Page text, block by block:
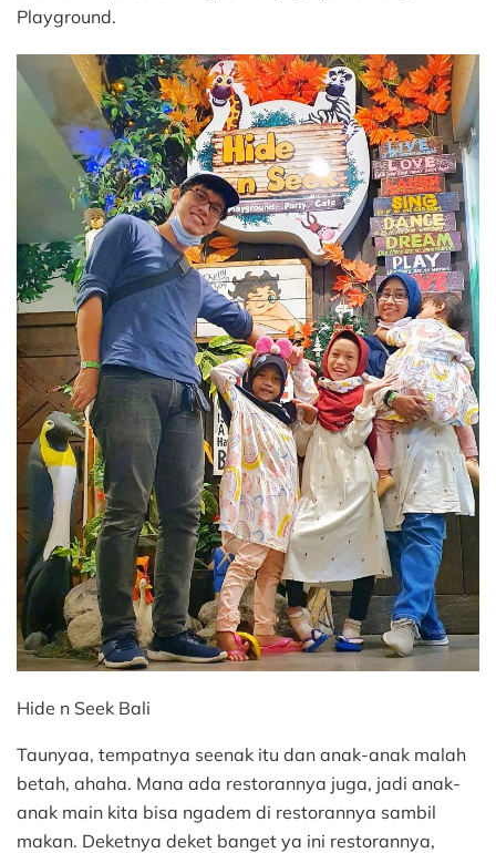
Playground.
Hide n Seek Bali
Taunyaa, tempatnya seenak itu dan anak-anak malah
betah, ahaha. Mana ada restorannya juga, jadi anak-
anak main kita bisa ngadem di restorannya sambil
makan. Deketnya deket banget ya ini restorannya,